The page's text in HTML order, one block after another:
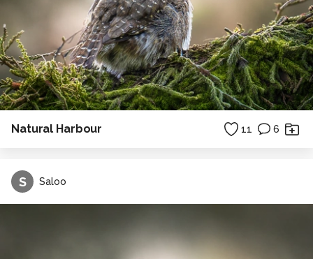
Natural Harbour 11 6
S Saloo